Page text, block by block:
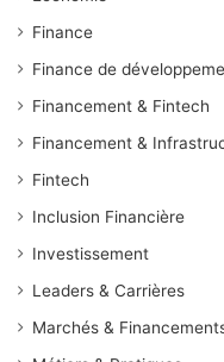
Finance
Finance de
Financement & Fintech
Financement &
Fintech
Inclusion Financière
Investissement
Leaders & Carrières
Marchés &